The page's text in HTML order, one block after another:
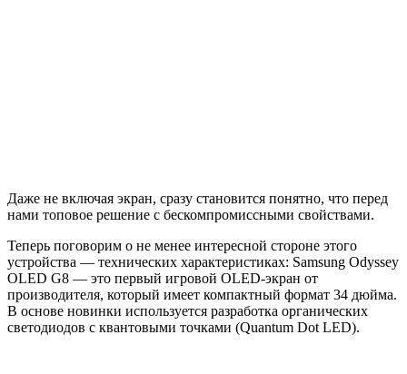
Даже не включая экран, сразу становится понятно, что перед
нами топовое решение с бескомпромиссными свойствами.
Теперь поговорим о не менее интересной стороне этого
устройства — технических характеристиках: Samsung Odyssey
OLED G8 — это первый игровой OLED-экран от
производителя, который имеет компактный формат 34 дюйма.
В основе новинки используется разработка органических
светодиодов с квантовыми точками (Quantum Dot LED).